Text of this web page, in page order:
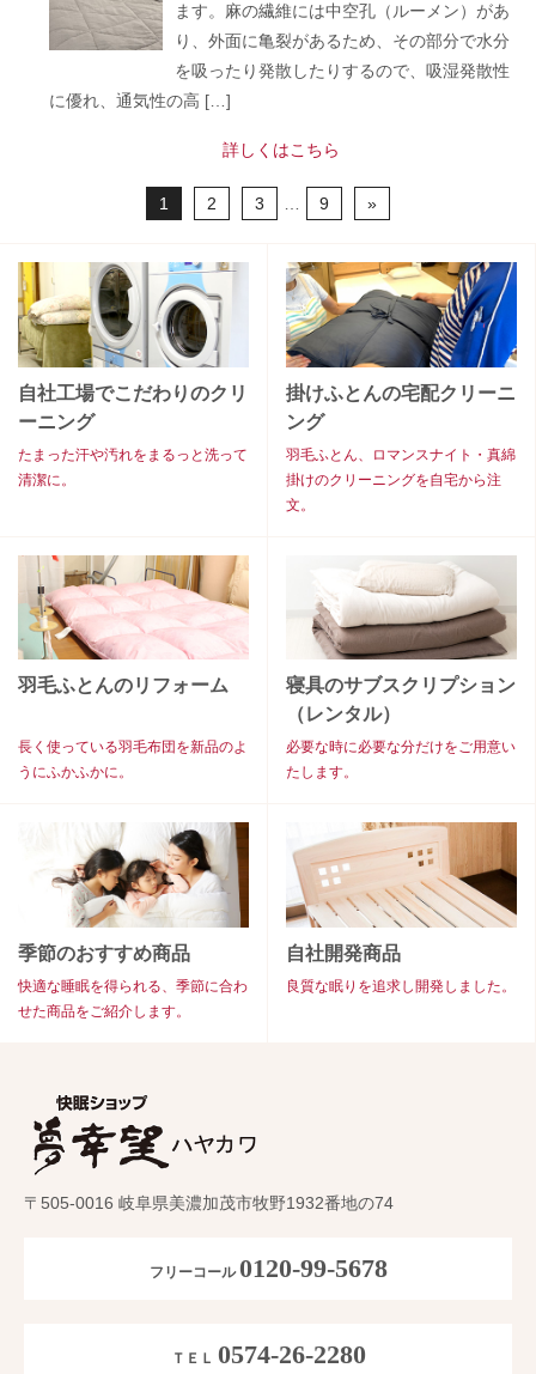
ます。麻の繊維には中空孔（ルーメン）があ
り、外面に亀裂があるため、その部分で水分
を吸ったり発散したりするので、吸湿発散性
に優れ、通気性の高 […]
詳しくはこちら
1 2 3 9 »
自社工場でこだわりのクリ
ーニング
たまった汗や汚れをまるっと洗って
清潔に。
掛けふとんの宅配クリーニ
ング
羽毛ふとん、ロマンスナイト・真綿
掛けのクリーニングを自宅から注
文。
羽毛ふとんのリフォーム
長く使っている羽毛布団を新品のよ
うにふかふかに。
寝具のサブスクリプション
（レンタル）
必要な時に必要な分だけをご用意い
たします。
季節のおすすめ商品
快適な睡眠を得られる、季節に合わ
せた商品をご紹介します。
自社開発商品
良質な眠りを追求し開発しました。
〒505-0016 岐阜県美濃加茂市牧野1932番地の74
フリーコール0120-99-5678
ＴＥＬ 0574-26-2280